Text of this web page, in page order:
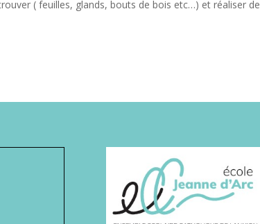
( feuilles, glands, bouts de bois etc…) et réaliser de